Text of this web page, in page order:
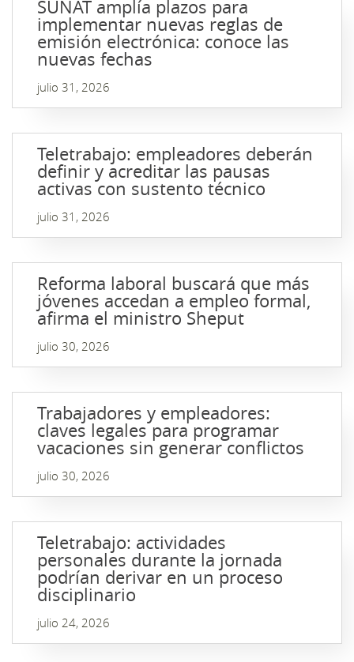
SUNAT amplía plazos para
implementar nuevas reglas de
emisión electrónica: conoce las
nuevas fechas
julio 31, 2026
Teletrabajo: empleadores deberán
definir y acreditar las pausas
activas con sustento técnico
julio 31, 2026
Reforma laboral buscará que más
jóvenes accedan a empleo formal,
afirma el ministro Sheput
julio 30, 2026
Trabajadores y empleadores:
claves legales para programar
vacaciones sin generar conflictos
julio 30, 2026
Teletrabajo: actividades
personales durante la jornada
podrían derivar en un proceso
disciplinario
julio 24, 2026